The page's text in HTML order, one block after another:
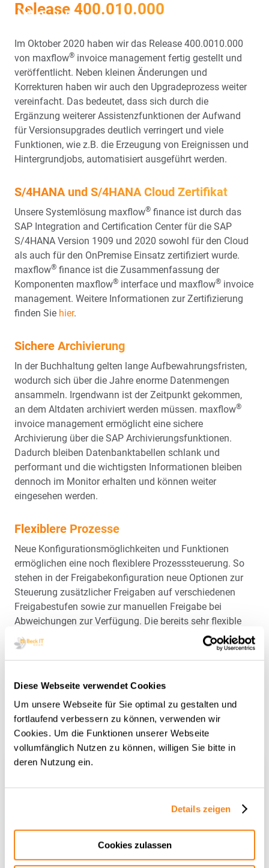
Diese Webseite verwendet Cookies
Um unsere Webseite für Sie optimal zu gestalten und
fortlaufend verbessern zu können, verwenden wir
Cookies. Um die Funktionen unserer Webseite
vollumfänglich Nutzen zu können, willigen Sie bitte in
deren Nutzung ein.
Details zeigen
Cookies zulassen
Release 400.010.000
Im Oktober 2020 haben wir das Release 400.0010.000
von maxflow® invoice management fertig gestellt und
veröffentlicht. Neben kleinen Änderungen und
Korrekturen haben wir auch den Upgradeprozess weiter
vereinfacht. Das bedeutet, dass sich durch die
Ergänzung weiterer Assistenzfunktionen der Aufwand
für Versionsupgrades deutlich verringert und viele
Funktionen, wie z.B. die Erzeugung von Ereignissen und
Hintergrundjobs, automatisiert ausgeführt werden.
S/4HANA und S/4HANA Cloud Zertifikat
Unsere Systemlösung maxflow® finance ist durch das
SAP Integration and Certification Center für die SAP
S/4HANA Version 1909 und 2020 sowohl für den Cloud
als auch für den OnPremise Einsatz zertifiziert wurde.
maxflow® finance ist die Zusammenfassung der
Komponenten maxflow® interface und maxflow® invoice
management. Weitere Informationen zur Zertifizierung
finden Sie hier.
Sichere Archivierung
In der Buchhaltung gelten lange Aufbewahrungsfristen,
wodurch sich über die Jahre enorme Datenmengen
ansammeln. Irgendwann ist der Zeitpunkt gekommen,
an dem Altdaten archiviert werden müssen. maxflow®
invoice management ermöglicht eine sichere
Archivierung über die SAP Archivierungsfunktionen.
Dadurch bleiben Datenbanktabellen schlank und
performant und die wichtigsten Informationen bleiben
dennoch im Monitor erhalten und können weiter
eingesehen werden.
Flexiblere Prozesse
Neue Konfigurationsmöglichkeiten und Funktionen
ermöglichen eine noch flexiblere Prozesssteuerung. So
stehen in der Freigabekonfiguration neue Optionen zur
Steuerung zusätzlicher Freigaben auf verschiedenen
Freigabestufen sowie zur manuellen Freigabe bei
Abweichungen zur Verfügung. Die bereits sehr flexible
Steuerung zur Bearbeiterfindung bzw. die Möglichkeiten
zur Freigabekonfiguration wurden somit erneut erweitert.
Das könnte Sie auch interessieren: